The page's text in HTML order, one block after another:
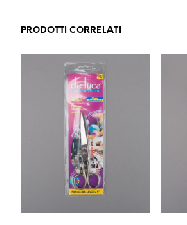
PRODOTTI CORRELATI